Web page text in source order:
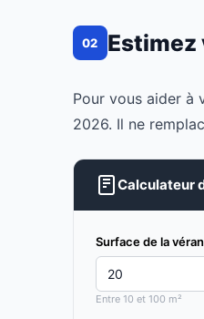
02 Estimez
Pour vous aider à
2026. Il ne
Calculateur
Surface de la
Entre 10 et 100 m²